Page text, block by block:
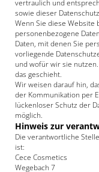
vertraulich und
sowie dieser
Wenn Sie diese
personenbezogene
Daten, mit denen Sie
vorliegende
und wofür wir sie
das geschieht.
Wir weisen darauf hin,
der Kommunikation per
lückenloser Schutz der
möglich.
Hinweis zur
Die verantwortliche
ist:
Cece Cosmetics
Wegebach 7